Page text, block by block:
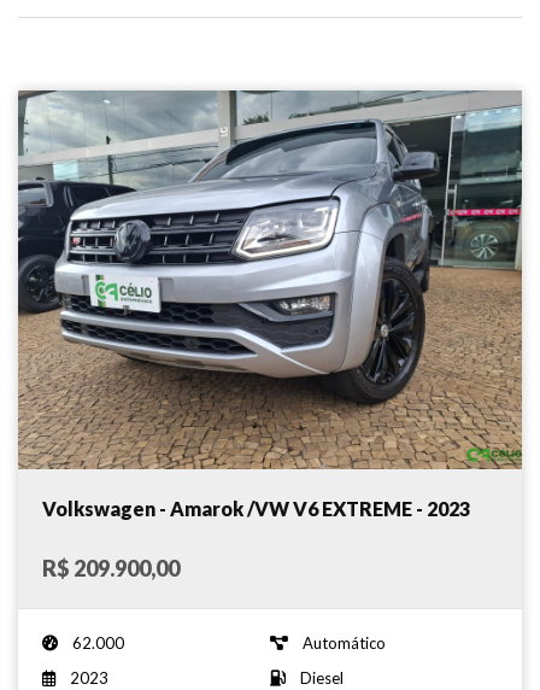
Volkswagen - Amarok /VW V6 EXTREME - 2023
R$ 209.900,00
62.000
Automático
2023
Diesel